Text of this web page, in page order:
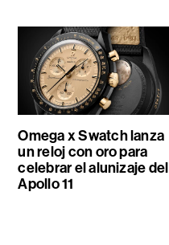
Omega x Swatch lanza
un reloj con oro para
celebrar el alunizaje del
Apollo 11